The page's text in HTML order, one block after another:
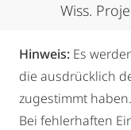
Wiss.
Hinweis: Es
die ausdrücklich
zugestimmt haben.
Bei fehlerhaften